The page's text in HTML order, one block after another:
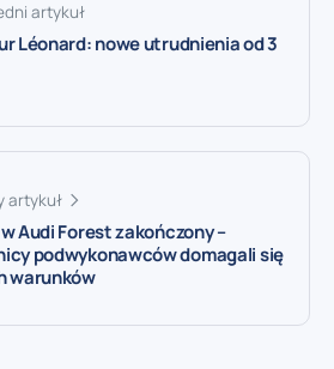
artykuł
Léonard: nowe utrudnienia od 3
artykuł
Audi Forest zakończony –
podwykonawców domagali się
warunków